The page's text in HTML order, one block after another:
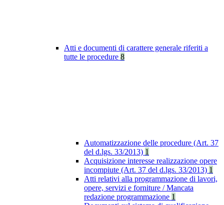
Atti e documenti di carattere generale riferiti a
tutte le procedure 8
Automatizzazione delle procedure (Art. 37
del d.lgs. 33/2013) 1
Acquisizione interesse realizzazione opere
incompiute (Art. 37 del d.lgs. 33/2013) 1
Atti relativi alla programmazione di lavori,
opere, servizi e forniture / Mancata
redazione programmazione 1